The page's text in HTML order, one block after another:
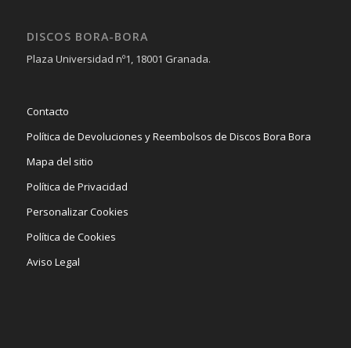
DISCOS BORA-BORA
Plaza Universidad nº1, 18001 Granada.
Contacto
Política de Devoluciones y Reembolsos de Discos Bora Bora
Mapa del sitio
Política de Privacidad
Personalizar Cookies
Política de Cookies
Aviso Legal